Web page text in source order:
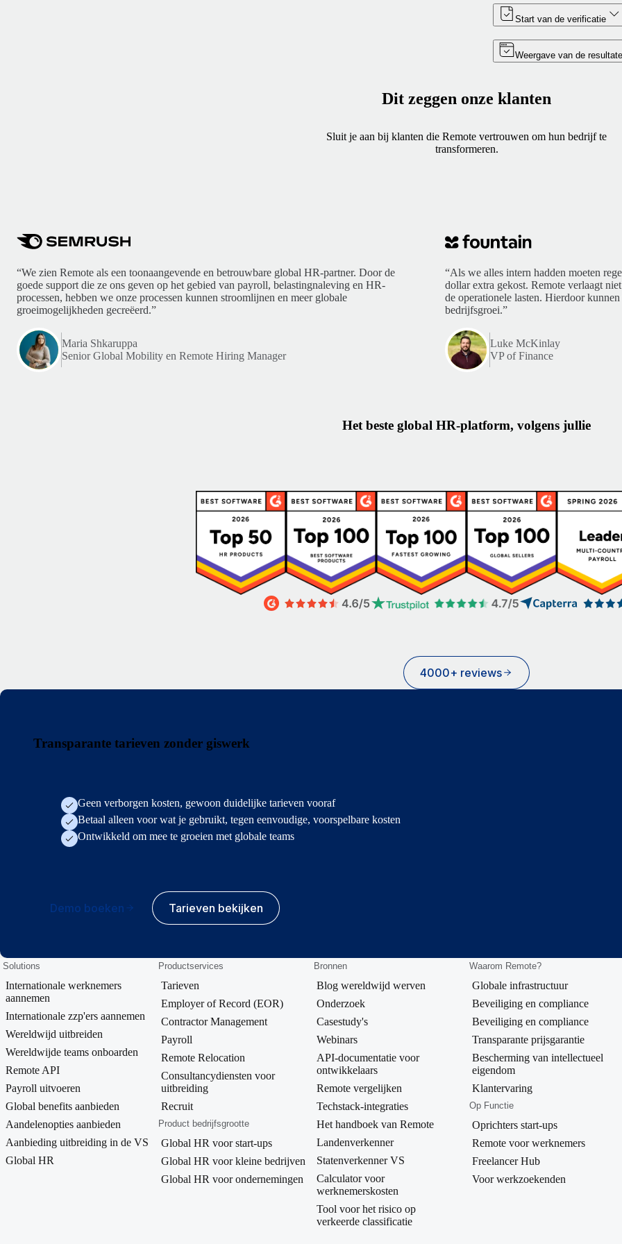
Start van de verificatie
Weergave van de
Dit zeggen onze klanten
Sluit je aan bij klanten die Remote vertrouwen om hun bedrijf te
transformeren.
“We zien Remote als een toonaangevende en betrouwbare global HR-partner. Door de
goede support die ze ons geven op het gebied van payroll, belastingnaleving en HR-
processen, hebben we onze processen kunnen stroomlijnen en meer globale
groeimogelijkheden gecreëerd.”
Maria Shkaruppa
Senior Global Mobility en Remote Hiring Manager
“Als we alles intern hadden moeten
dollar extra gekost. Remote verlaagt
de operationele lasten. Hierdoor
bedrijfsgroei.”
Luke McKinlay
VP of Finance
Het beste global HR-platform, volgens jullie
4000+ reviews
Transparante tarieven zonder giswerk
Geen verborgen kosten, gewoon duidelijke tarieven vooraf
Betaal alleen voor wat je gebruikt, tegen eenvoudige, voorspelbare kosten
Ontwikkeld om mee te groeien met globale teams
Demo boeken Tarieven bekijken
Solutions
Internationale werknemers
aannemen
Internationale zzp'ers aannemen
Wereldwijd uitbreiden
Wereldwijde teams onboarden
Remote API
Payroll uitvoeren
Global benefits aanbieden
Aandelenopties aanbieden
Aanbieding uitbreiding in de VS
Global HR
Productservices
Tarieven
Employer of Record (EOR)
Contractor Management
Payroll
Remote Relocation
Consultancydiensten voor
uitbreiding
Recruit
Product bedrijfsgrootte
Global HR voor start-ups
Global HR voor kleine bedrijven
Global HR voor ondernemingen
Bronnen
Blog wereldwijd werven
Onderzoek
Casestudy's
Webinars
API-documentatie voor
ontwikkelaars
Remote vergelijken
Techstack-integraties
Het handboek van Remote
Landenverkenner
Statenverkenner VS
Calculator voor
werknemerskosten
Tool voor het risico op
verkeerde classificatie
Waarom Remote?
Globale infrastructuur
Beveiliging en compliance
Beveiliging en compliance
Transparante prijsgarantie
Bescherming van intellectueel
eigendom
Klantervaring
Op Functie
Oprichters start-ups
Remote voor werknemers
Freelancer Hub
Voor werkzoekenden